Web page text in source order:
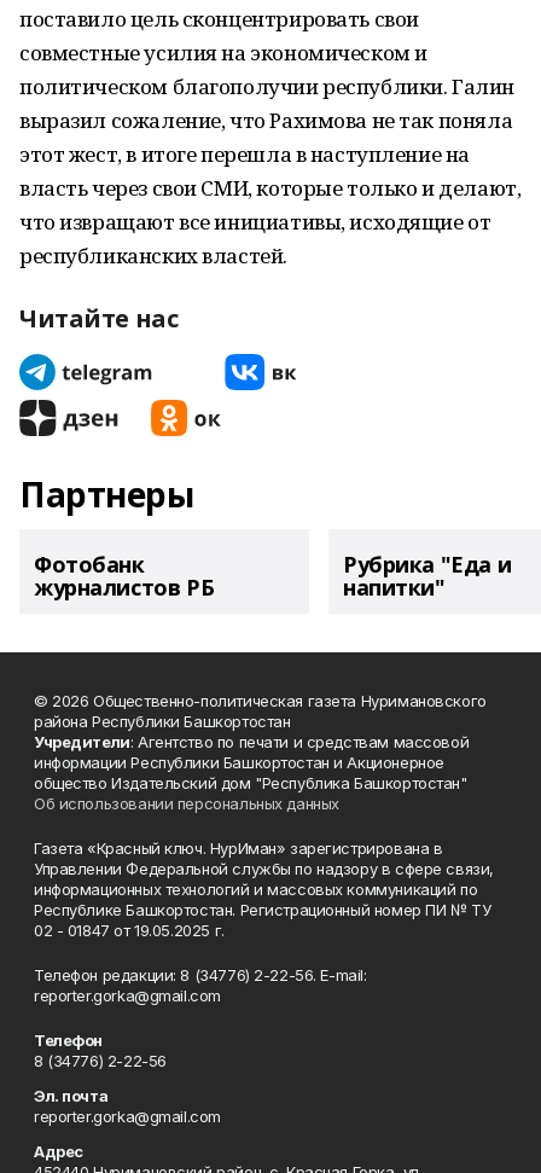
поставило цель сконцентрировать свои
совместные усилия на экономическом и
политическом благополучии республики. Галин
выразил сожаление, что Рахимова не так поняла
этот жест, в итоге перешла в наступление на
власть через свои СМИ, которые только и делают,
что извращают все инициативы, исходящие от
республиканских властей.
Читайте нас
Партнеры
Фотобанк
журналистов РБ
Рубрика "Еда и
напитки"
© 2026 Общественно-политическая газета Нуримановского
района Республики Башкортостан
Учредители: Агентство по печати и средствам массовой
информации Республики Башкортостан и Акционерное
общество Издательский дом "Республика Башкортостан"
Об использовании персональных данных
Газета «Красный ключ. НурИман» зарегистрирована в
Управлении Федеральной службы по надзору в сфере связи,
информационных технологий и массовых коммуникаций по
Республике Башкортостан. Регистрационный номер ПИ № ТУ
02 - 01847 от 19.05.2025 г.
Телефон редакции: 8 (34776) 2-22-56. E-mail:
reporter.gorka@gmail.com
Телефон
8 (34776) 2-22-56
Эл. почта
reporter.gorka@gmail.com
Адрес